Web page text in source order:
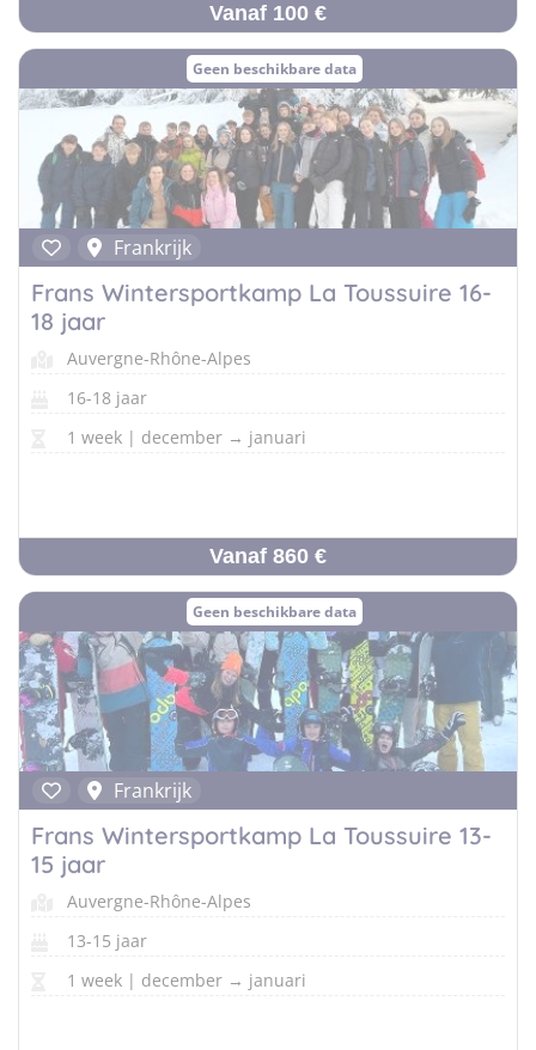
Vanaf 100 €
Geen beschikbare data
Frankrijk
Frans Wintersportkamp La Toussuire 16-
18 jaar
Auvergne-Rhône-Alpes
16-18 jaar
1 week | december → januari
Vanaf 860 €
Geen beschikbare data
Frankrijk
Frans Wintersportkamp La Toussuire 13-
15 jaar
Auvergne-Rhône-Alpes
13-15 jaar
1 week | december → januari